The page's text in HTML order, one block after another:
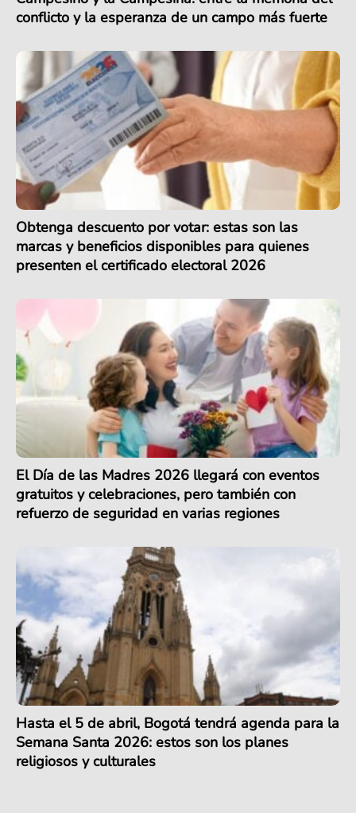
conflicto y la esperanza de un campo más fuerte
Obtenga descuento por votar: estas son las
marcas y beneficios disponibles para quienes
presenten el certificado electoral 2026
El Día de las Madres 2026 llegará con eventos
gratuitos y celebraciones, pero también con
refuerzo de seguridad en varias regiones
Hasta el 5 de abril, Bogotá tendrá agenda para la
Semana Santa 2026: estos son los planes
religiosos y culturales